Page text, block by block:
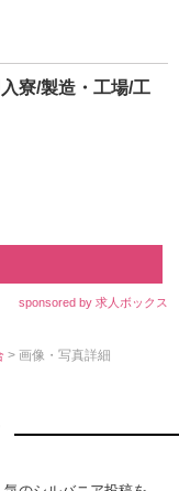
寮/製造・工場/工
sponsored by 求人ボックス
> 画像・写真詳細